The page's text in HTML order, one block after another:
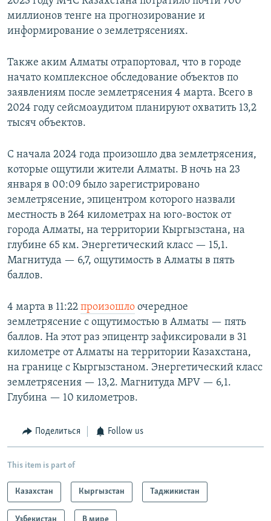
миллионов тенге на прогнозирование и
информирование о землетрясениях.
Также аким Алматы отрапортовал, что в городе
начато комплексное обследование объектов по
заявлениям после землетрясения 4 марта. Всего в
2024 году сейсмоаудитом планируют охватить 13,2
тысяч объектов.
С начала 2024 года произошло два землетрясения,
которые ощутили жители Алматы. В ночь на 23
января в 00:09 было зарегистрировано
землетрясение, эпицентром которого назвали
местность в 264 километрах на юго-восток от
города Алматы, на территории Кыргызстана, на
глубине 65 км. Энергетический класс — 15,1.
Магнитуда — 6,7, ощутимость в Алматы в пять
баллов.
4 марта в 11:22 произошло очередное
землетрясение с ощутимостью в Алматы — пять
баллов. На этот раз эпицентр зафиксировали в 31
километре от Алматы на территории Казахстана,
на границе с Кыргызстаном. Энергетический класс
землетрясения — 13,2. Магнитуда MPV — 6,1.
Глубина — 10 километров.
Поделиться Follow us
This item is part of
Казахстан Кыргызстан Таджикистан